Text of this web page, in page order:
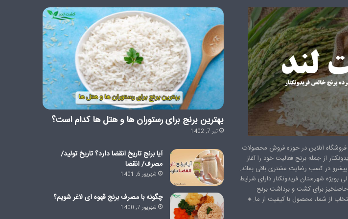
آنلاین در حوزه فروش محصولات
از جمله برنج فعالیت خود را آغاز
در کسب رضایت مشتری باقی بماند.
بویژه شهرستان فریدونکنار دارای شرایط
برای کشت و برداشت برنج
از شما، محصول با کیفیت از ما.🔸️
بهترین برنج برای رستوران ها و هتل ها کدام است؟
تیر 7, 1402
آیا برنج تاریخ انقضا دارد؟ تاریخ تولید/
مصرف/ انقضا
شهریور 6, 1401
چگونه با مصرف برنج قهوه ای لاغر شویم؟
شهریور 7, 1400